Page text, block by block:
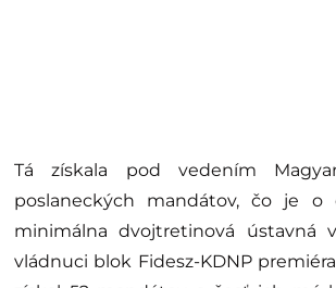
Tá získala pod vedením
poslaneckých mandátov, čo je o
minimálna dvojtretinová ústavná
vládnuci blok Fidesz-KDNP